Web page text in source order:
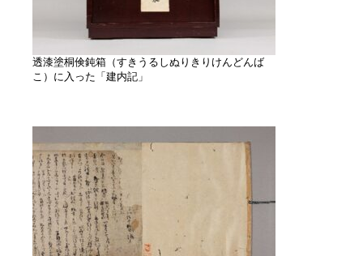
透漆塗桐倹鈍箱（すきうるしぬりきりけんどんば
こ）に入った「建内記」